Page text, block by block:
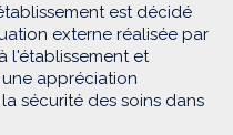
est décidé
externe réalisée par
l'établissement et
appréciation
sécurité des soins dans